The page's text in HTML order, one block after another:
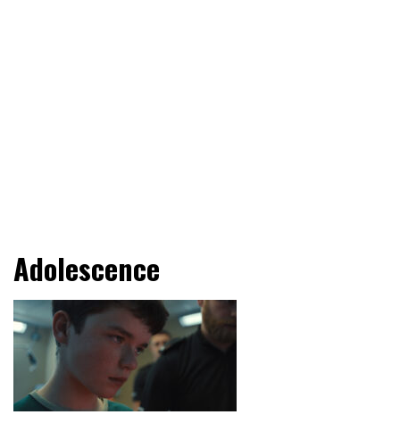
Central Comics
Adolescence